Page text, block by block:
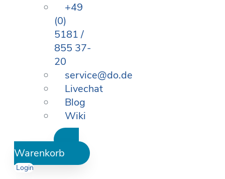
+49
(0)
5181 /
855 37-
20
service@do.de
Livechat
Blog
Wiki
Warenkorb
Login